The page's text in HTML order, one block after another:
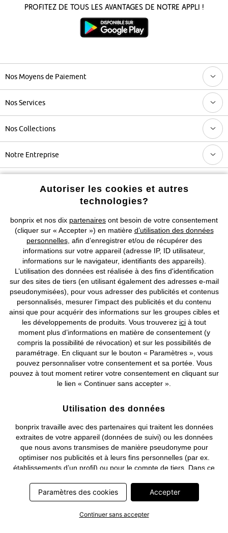
Profitez de tous les avantages de notre appli !
Nos Moyens de Paiement
Nos Services
Nos Collections
Notre Entreprise
Retrouvez bonprix sur
Prix indiqués TVA comprise avec en susfrais de port & de service
CGV Données personnelles Paramètres des cookies
Mentions légales Résilier le contrat
© 2026 bonprix. Tous droits réservés.
Deutsch Français
Autoriser les cookies et autres
technologies?
bonprix et nos dix partenaires ont besoin de votre consentement
(cliquer sur « Accepter ») en matière d’utilisation des données
personnelles, afin d’enregistrer et/ou de récupérer des
informations sur votre appareil (adresse IP, ID utilisateur,
informations sur le navigateur, identifiants des appareils).
L’utilisation des données est réalisée à des fins d'identification
sur des sites de tiers (en utilisant également des adresses e-mail
pseudonymisées), pour vous adresser des publicités et contenus
personnalisés, mesurer l'impact des publicités et du contenu
ainsi que pour acquérir des informations sur les groupes cibles et
les développements de produits. Vous trouverez ici à tout
moment plus d’informations en matière de consentement (y
compris la possibilité de révocation) et sur les possibilités de
paramétrage. En cliquant sur le bouton « Paramètres », vous
pouvez personnaliser votre consentement et sa portée. Vous
pouvez à tout moment retirer votre consentement en cliquant sur
le lien « Continuer sans accepter ».
Utilisation des données
bonprix travaille avec des partenaires qui traitent les données
extraites de votre appareil (données de suivi) ou les données
que nous avons transmises de manière pseudonyme pour
optimiser nos publicités et à leurs fins personnelles (par ex.
établissements d’un profil) ou pour le compte de tiers. Dans ce
transmission de vos données pseudonymisées mais également
le traitement ultérieur de ces données par ce prestataire
collectées ou vos données pseudonymisées seront alors
Paramètres des cookies Accepter
Continuer sans accepter